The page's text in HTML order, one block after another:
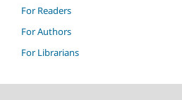
For Readers
For Authors
For Librarians